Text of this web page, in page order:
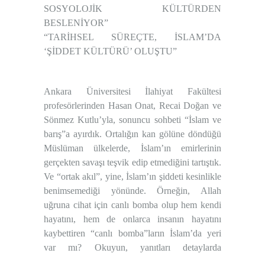
SOSYOLOJİK KÜLTÜRDEN
BESLENİYOR”
“TARİHSEL SÜREÇTE, İSLAM’DA
‘ŞİDDET KÜLTÜRÜ’ OLUŞTU”
Ankara Üniversitesi İlahiyat Fakültesi
profesörlerinden Hasan Onat, Recai Doğan ve
Sönmez Kutlu’yla, sonuncu sohbeti “İslam ve
barış”a ayırdık. Ortalığın kan gölüne döndüğü
Müslüman ülkelerde, İslam’ın emirlerinin
gerçekten savaşı teşvik edip etmediğini tartıştık.
Ve “ortak akıl”, yine, İslam’ın şiddeti kesinlikle
benimsemediği yönünde. Örneğin, Allah
uğruna cihat için canlı bomba olup hem kendi
hayatını, hem de onlarca insanın hayatını
kaybettiren “canlı bomba”ların İslam’da yeri
var mı? Okuyun, yanıtları detaylarda